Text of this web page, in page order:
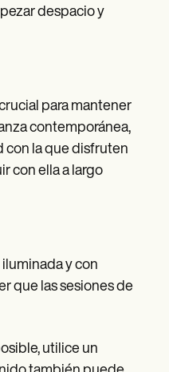
despacio y
para mantener
contemporánea,
con la que disfruten
con ella a largo
y con
que las sesiones de
utilice un